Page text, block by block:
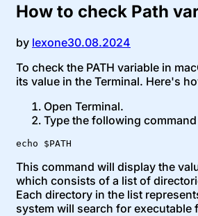
How to check Path
by lexoneОпубликовано
30.08.2024
To check the PATH variable in
its value in the Terminal. Here's
Open Terminal.
Type the following
echo $PATH
This command will display the
which consists of a list of
Each directory in the list
system will search for executable